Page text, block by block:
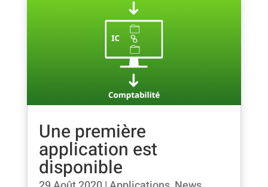
Une première
application est
disponible